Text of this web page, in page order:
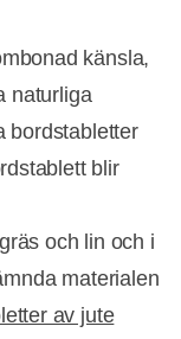
känsla,
naturliga
bordstabletter
blir
och lin och i
materialen
av jute